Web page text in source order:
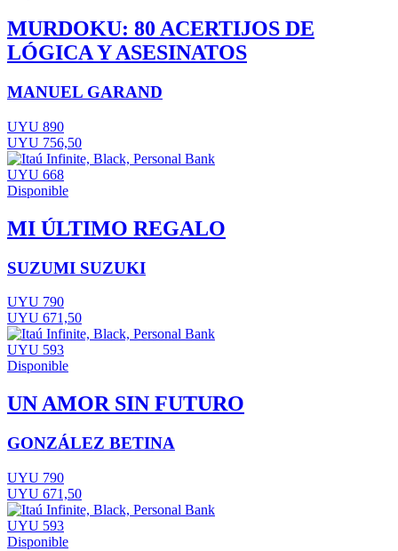
MURDOKU: 80 ACERTIJOS DE
LÓGICA Y ASESINATOS
MANUEL GARAND
UYU 890
UYU 756,50
UYU 668
Disponible
MI ÚLTIMO REGALO
SUZUMI SUZUKI
UYU 790
UYU 671,50
UYU 593
Disponible
UN AMOR SIN FUTURO
GONZÁLEZ BETINA
UYU 790
UYU 671,50
UYU 593
Disponible